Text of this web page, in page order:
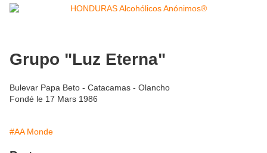
Grupo "Luz Eterna"
Bulevar Papa Beto - Catacamas - Olancho
Fondé le 17 Mars 1986
#AA Monde